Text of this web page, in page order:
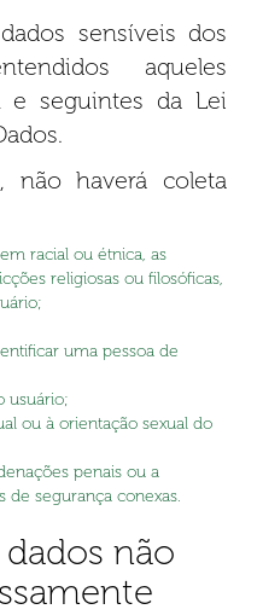
sensíveis dos
aqueles
e seguintes da Lei
não haverá coleta
racial ou étnica, as
religiosas ou filosóficas,
uma pessoa de
usuário;
ou à orientação sexual do
penais ou a
segurança conexas.
não